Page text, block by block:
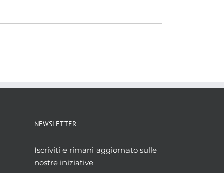
NEWSLETTER
Iscriviti e rimani aggiornato sulle
nostre iniziative